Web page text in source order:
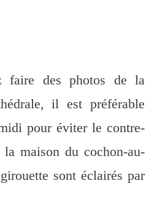
faire des photos de la
il est préférable
pour éviter le contre-
maison du cochon-au-
sont éclairés par